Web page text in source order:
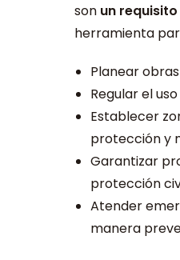
son un
herramienta
Planear
Regular el
Establecer
protección y
Garantizar
protección
Atender
manera